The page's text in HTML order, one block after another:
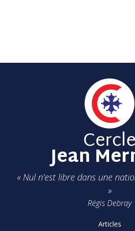
Cercle
Jean
« Nul n’est libre dans une
»
Régis Debray
Articles